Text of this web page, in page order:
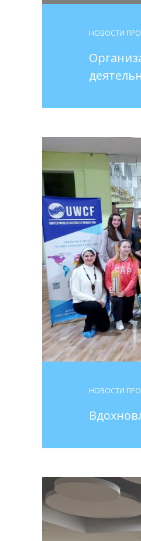
НОВОСТИ
НОВОСТИ